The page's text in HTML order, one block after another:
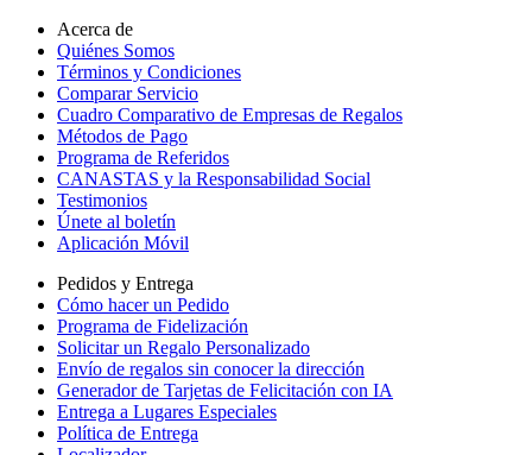
Acerca de
Quiénes Somos
Términos y Condiciones
Comparar Servicio
Cuadro Comparativo de Empresas de Regalos
Métodos de Pago
Programa de Referidos
CANASTAS y la Responsabilidad Social
Testimonios
Únete al boletín
Aplicación Móvil
Pedidos y Entrega
Cómo hacer un Pedido
Programa de Fidelización
Solicitar un Regalo Personalizado
Envío de regalos sin conocer la dirección
Generador de Tarjetas de Felicitación con IA
Entrega a Lugares Especiales
Política de Entrega